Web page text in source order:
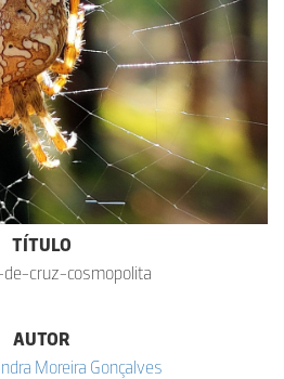
TÍTULO
de-cruz-cosmopolita
AUTOR
Moreira Gonçalves